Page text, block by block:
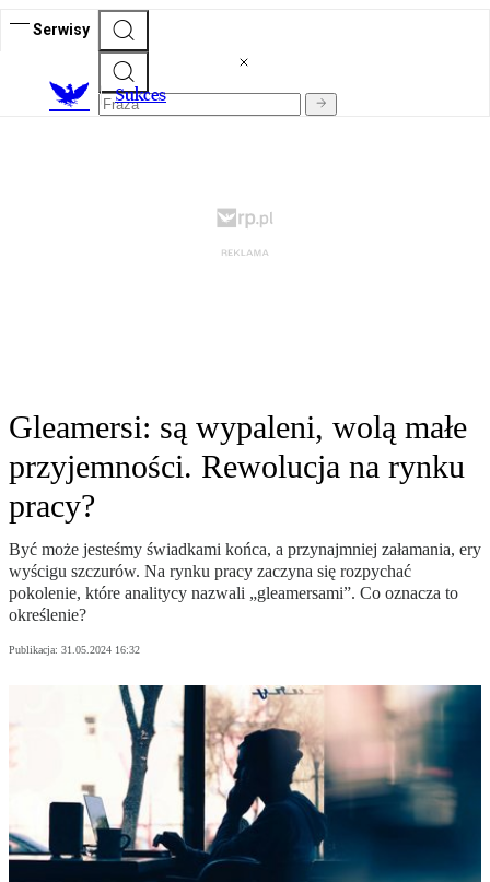
Serwisy
Sukces
Gleamersi: są wypaleni, wolą małe
przyjemności. Rewolucja na rynku
pracy?
Być może jesteśmy świadkami końca, a przynajmniej załamania, ery
wyścigu szczurów. Na rynku pracy zaczyna się rozpychać
pokolenie, które analitycy nazwali „gleamersami”. Co oznacza to
określenie?
Publikacja: 31.05.2024 16:32